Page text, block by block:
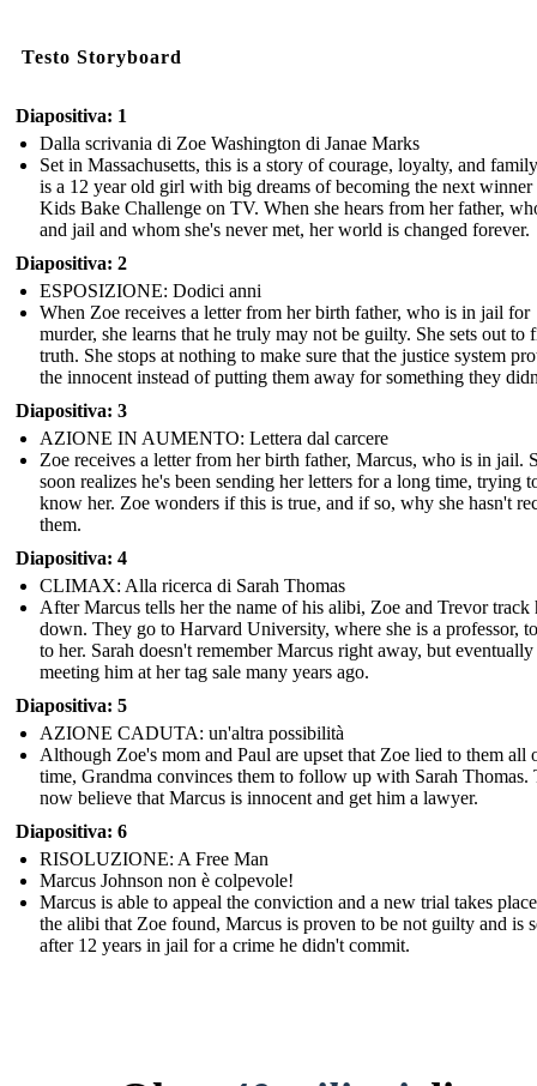
Testo Storyboard
Diapositiva: 1
Dalla scrivania di Zoe Washington di Janae Marks
Set in Massachusetts, this is a story of courage, loyalty, and
is a 12 year old girl with big dreams of becoming the next winner
Kids Bake Challenge on TV. When she hears from her father,
and jail and whom she's never met, her world is changed forever.
Diapositiva: 2
ESPOSIZIONE: Dodici anni
When Zoe receives a letter from her birth father, who is in jail for
murder, she learns that he truly may not be guilty. She sets out to
truth. She stops at nothing to make sure that the justice system
the innocent instead of putting them away for something they
Diapositiva: 3
AZIONE IN AUMENTO: Lettera dal carcere
Zoe receives a letter from her birth father, Marcus, who is in jail.
soon realizes he's been sending her letters for a long time, trying
know her. Zoe wonders if this is true, and if so, why she hasn't
them.
Diapositiva: 4
CLIMAX: Alla ricerca di Sarah Thomas
After Marcus tells her the name of his alibi, Zoe and Trevor track
down. They go to Harvard University, where she is a professor,
to her. Sarah doesn't remember Marcus right away, but eventually
meeting him at her tag sale many years ago.
Diapositiva: 5
AZIONE CADUTA: un'altra possibilità
Although Zoe's mom and Paul are upset that Zoe lied to them all
time, Grandma convinces them to follow up with Sarah Thomas.
now believe that Marcus is innocent and get him a lawyer.
Diapositiva: 6
RISOLUZIONE: A Free Man
Marcus Johnson non è colpevole!
Marcus is able to appeal the conviction and a new trial takes
the alibi that Zoe found, Marcus is proven to be not guilty and is
after 12 years in jail for a crime he didn't commit.